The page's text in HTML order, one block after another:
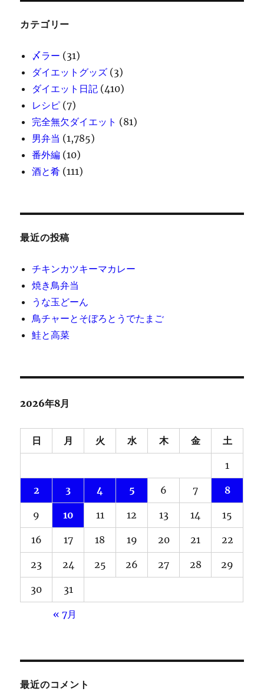
カテゴリー
〆ラー (31)
ダイエットグッズ (3)
ダイエット日記 (410)
レシピ (7)
完全無欠ダイエット (81)
男弁当 (1,785)
番外編 (10)
酒と肴 (111)
最近の投稿
チキンカツキーマカレー
焼き鳥弁当
うな玉どーん
鳥チャーとそぼろとうでたまご
鮭と高菜
2026年8月
日 月 火 水 木 金 土
1
2 3 4 5 6 7 8
9 10 11 12 13 14 15
16 17 18 19 20 21 22
23 24 25 26 27 28 29
30 31
« 7月
最近のコメント